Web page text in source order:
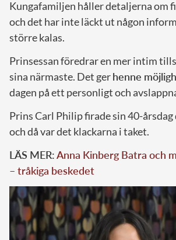
Kungafamiljen håller detaljerna om
och det har inte läckt ut någon
större kalas.
Prinsessan föredrar en mer intim
sina närmaste. Det gerhenne
dagen på ett personligt och
Prins Carl Philip firade sin 40-årsdag
och då var det klackarna i taket.
LÄS MER:Anna Kinberg Batra och
– tråkiga beskedet